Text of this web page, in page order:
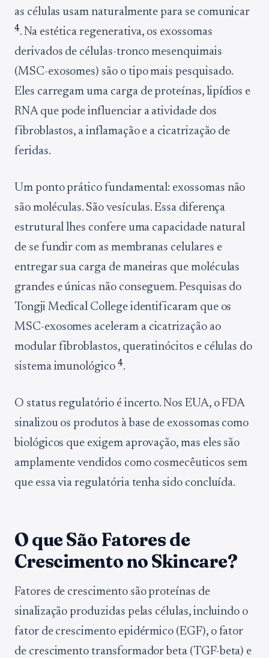
as células usam naturalmente para se comunicar
4. Na estética regenerativa, os exossomas
derivados de células-tronco mesenquimais
(MSC-exosomes) são o tipo mais pesquisado.
Eles carregam uma carga de proteínas, lipídios e
RNA que pode influenciar a atividade dos
fibroblastos, a inflamação e a cicatrização de
feridas.
Um ponto prático fundamental: exossomas não
são moléculas. São vesículas. Essa diferença
estrutural lhes confere uma capacidade natural
de se fundir com as membranas celulares e
entregar sua carga de maneiras que moléculas
grandes e únicas não conseguem. Pesquisas do
Tongji Medical College identificaram que os
MSC-exosomes aceleram a cicatrização ao
modular fibroblastos, queratinócitos e células do
sistema imunológico 4.
O status regulatório é incerto. Nos EUA, o FDA
sinalizou os produtos à base de exossomas como
biológicos que exigem aprovação, mas eles são
amplamente vendidos como cosmecêuticos sem
que essa via regulatória tenha sido concluída.
O que São Fatores de
Crescimento no Skincare?
Fatores de crescimento são proteínas de
sinalização produzidas pelas células, incluindo o
fator de crescimento epidérmico (EGF), o fator
de crescimento transformador beta (TGF-beta) e